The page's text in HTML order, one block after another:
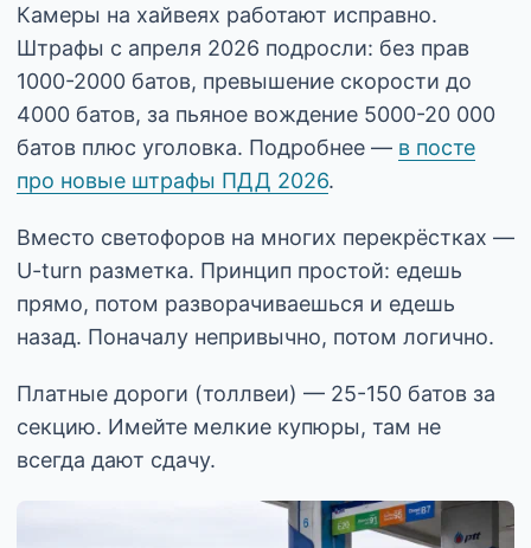
Камеры на хайвеях работают исправно.
Штрафы с апреля 2026 подросли: без прав
1000-2000 батов, превышение скорости до
4000 батов, за пьяное вождение 5000-20 000
батов плюс уголовка. Подробнее — в посте
про новые штрафы ПДД 2026.
Вместо светофоров на многих перекрёстках —
U-turn разметка. Принцип простой: едешь
прямо, потом разворачиваешься и едешь
назад. Поначалу непривычно, потом логично.
Платные дороги (толлвеи) — 25-150 батов за
секцию. Имейте мелкие купюры, там не
всегда дают сдачу.